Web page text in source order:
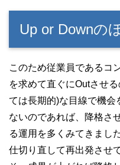
Up or Downの
このため従業員であるコ
を求めて直ぐにOutさせ
ては長期的)な目線で機会
ないのであれば、降格さ
る運用を多くみてきました
仕切り直して再出発させ